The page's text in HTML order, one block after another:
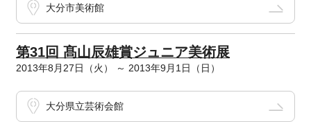
大分市美術館
第31回 髙山辰雄賞ジュニア美術展
2013年8月27日（火） ～ 2013年9月1日（日）
大分県立芸術会館